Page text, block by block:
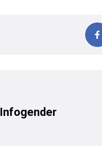
Infogender